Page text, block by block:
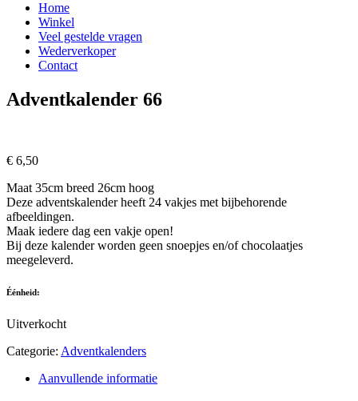
Home
Winkel
Veel gestelde vragen
Wederverkoper
Contact
Adventkalender 66
€ 6,50
Maat 35cm breed 26cm hoog
Deze adventskalender heeft 24 vakjes met bijbehorende
afbeeldingen.
Maak iedere dag een vakje open!
Bij deze kalender worden geen snoepjes en/of chocolaatjes
meegeleverd.
Éénheid:
Uitverkocht
Categorie: Adventkalenders
Aanvullende informatie